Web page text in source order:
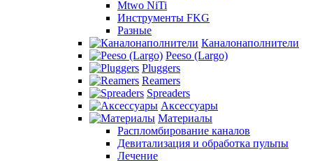
Mtwo NiTi
Инструменты FKG
Разные
Каналонаполнители
Peeso (Largo)
Pluggers
Reamers
Spreaders
Аксессуары
Материалы
Распломбирование каналов
Девитализация и обработка пульпы
Лечение